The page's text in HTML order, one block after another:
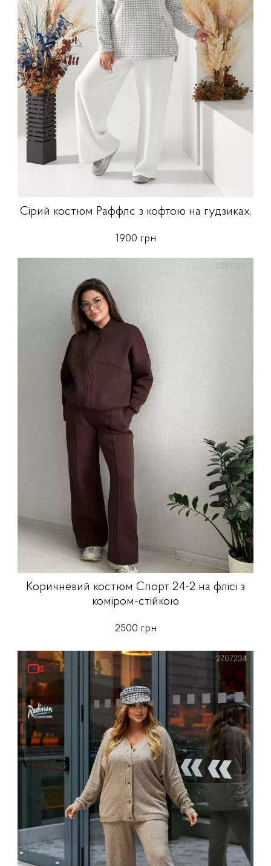
Сірий костюм Раффлс з кофтою на гудзиках.
1900 грн
Коричневий костюм Спорт 24-2 на флісі з
коміром-стійкою
2500 грн